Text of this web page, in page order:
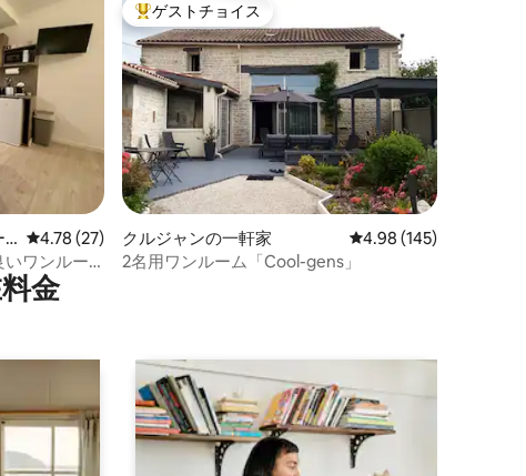
レビュー27件、5つ星中4.78つ星の平均評価
4.78 (27)
ワンルー
大好評のゲストチョイスです。
ゲストチョイス
クルジャンの一軒家 レビュー145件、5つ
4.98 (145)
2名用ワンルーム「Cool-gens」
金